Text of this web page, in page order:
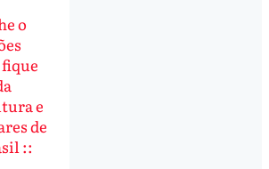
o
e
de
::